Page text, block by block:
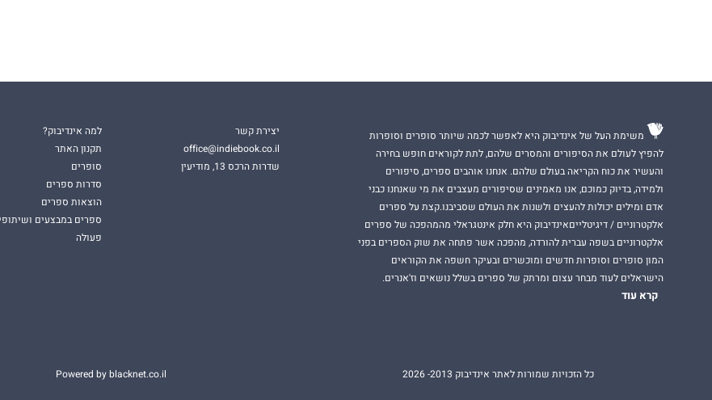
משימת העל של אינדיבוק היא לאפשר לכמה שיותר סופרים וסופרות
להפיץ לעולם את הסיפורים והמסרים שלהם, לתת לקוראים חופש בחירה
והעשיר את כוח הקריאה בעולם שלהם. אנחנו אוהבים ספרים, סיפורים
ולמידה, בדיוק כמוכם, אנו מאמינים שסיפורים מעצבים את מי שאנחנו כבני
אדם ומילים יכולות להעצים ולשנות את העולם שסביבנו.קצת על ספרים
אלקטרוניים / דיגיטלייםאינדיבוק היא חלק אינטגראלי מהמהפכה של ספרים
אלקטרוניים בשפה עברית להורדה, מהפכה אשר פתחה את שוק הספרים בפני
המון סופרים וסופרות חדשים ומוכשרים ובעיקר חשפה את הקוראים
הישראלים לעוד מבחר עצום ומרתק של ספרים בשלל נושאים וז'אנרים.
קרא עוד
יצירת קשר
office@indiebook.co.il
שדרות הרכס 13, מודיעין
למה אינדיבוק?
תקנון האתר
סופרים
סדרות ספרים
הוצאות ספרים
ספרים במבצעים
פעולה
כל הזכויות שמורות לאתר אינדיבוק 2013- 2026 Powered by blacknet.co.il